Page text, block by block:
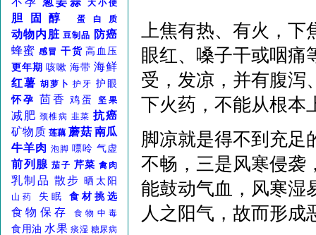
大小便
胆固醇 蛋白质
动物内脏 豆制品
防癌
蜂蜜 感冒 干货 高血压
更年期 咳嗽 海带 海鲜
红薯 胡萝卜 护牙 护眼
怀孕 茴香 鸡蛋 坚果
减肥 颈椎病 韭菜 抗癌
矿物质 莲藕 蘑菇 南瓜
牛羊肉 泡脚 嘌呤 气虚
前列腺 茄子 芹菜 禽肉
乳制品 散步 晒太阳
山药 失眠 食材挑选
食物保存 食物中毒
食用油 水果 痰湿 糖尿病
上焦有热、有火，下
眼红、嗓子干或咽痛
受，发凉，并有腹泻
下火药，不能从根本
脚凉就是得不到充足
不畅，三是风寒侵袭
能鼓动气血，风寒湿
人之阳气，故而形成